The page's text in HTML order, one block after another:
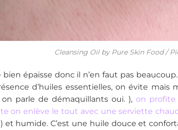
Cleansing Oil by Pure Skin Food /
bien épaisse donc il n’en faut pas
d’huiles essentielles, on évite mais
parle de démaquillants oui. ), on profite
on enlève le tout avec une serviette
et humide. C’est une huile douce et